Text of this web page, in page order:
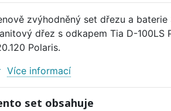
zvýhodněný set dřezu a baterie
dřez s odkapem Tia D-100LS
Polaris.
Více informací
set obsahuje